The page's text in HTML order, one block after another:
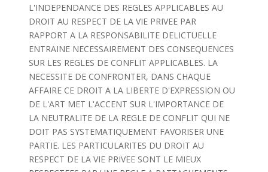
L'INDEPENDANCE DES REGLES APPLICABLES AU
DROIT AU RESPECT DE LA VIE PRIVEE PAR
RAPPORT A LA RESPONSABILITE DELICTUELLE
ENTRAINE NECESSAIREMENT DES CONSEQUENCES
SUR LES REGLES DE CONFLIT APPLICABLES. LA
NECESSITE DE CONFRONTER, DANS CHAQUE
AFFAIRE CE DROIT A LA LIBERTE D'EXPRESSION OU
DE L'ART MET L'ACCENT SUR L'IMPORTANCE DE
LA NEUTRALITE DE LA REGLE DE CONFLIT QUI NE
DOIT PAS SYSTEMATIQUEMENT FAVORISER UNE
PARTIE. LES PARTICULARITES DU DROIT AU
RESPECT DE LA VIE PRIVEE SONT LE MIEUX